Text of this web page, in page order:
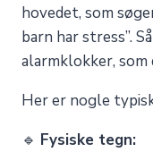
hovedet, som
barn har stress”.
alarmklokker,
Her er nogle
🔹 Fysiske tegn: